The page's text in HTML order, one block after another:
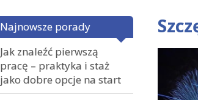
Najnowsze porady
Jak znaleźć pierwszą
pracę – praktyka i staż
jako dobre opcje na start